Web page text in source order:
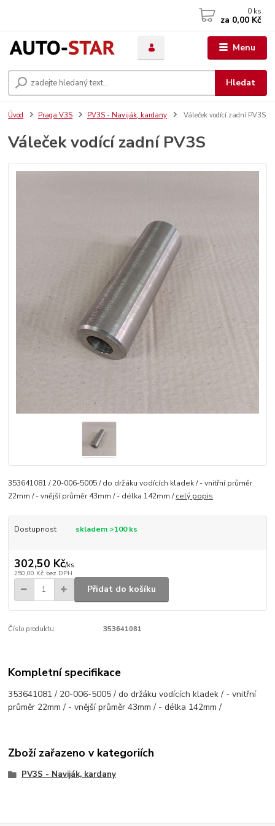
Menu
Hledat
0 ks
za 0,00 Kč
Úvod Praga V3S PV3S - Naviják, kardany Váleček vodící zadní PV3S
Váleček vodící zadní PV3S
353641081 / 20-006-5005 / do držáku vodících kladek / - vnitřní průměr
22mm / - vnější průměr 43mm / - délka 142mm /celý popis
Dostupnost skladem >100 ks
302,50 Kč/ks
250,00 Kč bez DPH
Přidat do košíku
Číslo produktu: 353641081
Kompletní specifikace
353641081 / 20-006-5005 / do držáku vodících kladek / - vnitřní
průměr 22mm / - vnější průměr 43mm / - délka 142mm /
Zboží zařazeno v kategoriích
PV3S - Naviják, kardany